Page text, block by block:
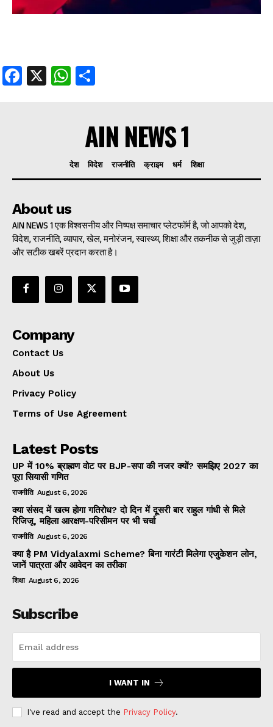
Facebook
X WhatsApp
AIN NEWS 1
देश विदेश राजनीति क्राइम धर्म शिक्षा
About us
AIN NEWS 1 एक विश्वसनीय और निष्पक्ष समाचार प्लेटफॉर्म है, जो आपको देश,
विदेश, राजनीति, व्यापार, खेल, मनोरंजन, स्वास्थ्य, शिक्षा और तकनीक से जुड़ी ताज़ा
और सटीक खबरें प्रदान करता है।
Company
Contact Us
About Us
Privacy Policy
Terms of Use Agreement
Latest Posts
UP में 10% ब्राह्मण वोट पर BJP-सपा की नजर क्यों? समझिए 2027 का
पूरा सियासी गणित
राजनीति August 6, 2026
क्या संसद में खत्म होगा गतिरोध? दो दिन में दूसरी बार राहुल गांधी से मिले
रिजिजू, महिला आरक्षण-परिसीमन पर भी चर्चा
राजनीति August 6, 2026
क्या है PM Vidyalaxmi Scheme? बिना गारंटी मिलेगा एजुकेशन लोन,
जानें पात्रता और आवेदन का तरीका
शिक्षा August 6, 2026
Subscribe
I WANT IN
I've read and accept the Privacy Policy.